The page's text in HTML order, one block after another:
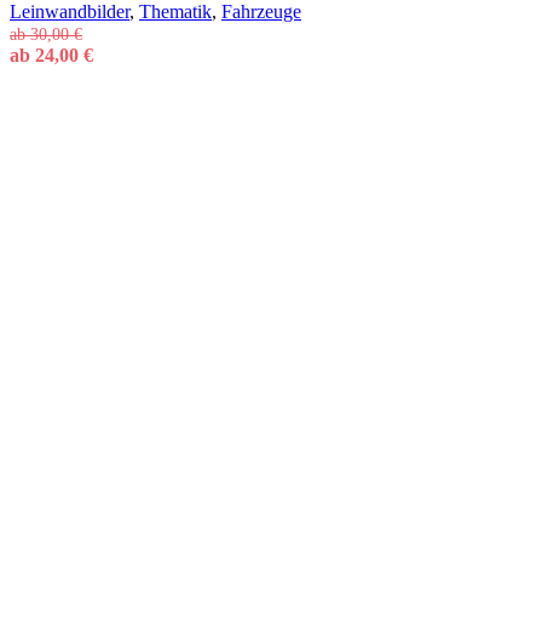
Leinwandbilder, Thematik, Fahrzeuge
ab30,00€
ab 24,00 €